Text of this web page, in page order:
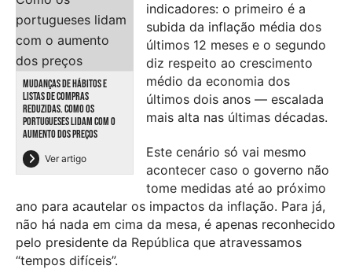
MUDANÇAS DE HÁBITOS E
LISTAS DE COMPRAS
REDUZIDAS. COMO OS
PORTUGUESES LIDAM COM O
AUMENTO DOS PREÇOS
Ver artigo
indicadores: o primeiro é a
subida da inflação média dos
últimos 12 meses e o segundo
diz respeito ao crescimento
médio da economia dos
últimos dois anos — escalada
mais alta nas últimas décadas.
Este cenário só vai mesmo
acontecer caso o governo não
tome medidas até ao próximo
ano para acautelar os impactos da inflação. Para já,
não há nada em cima da mesa, é apenas reconhecido
pelo presidente da República que atravessamos
“tempos difíceis”.